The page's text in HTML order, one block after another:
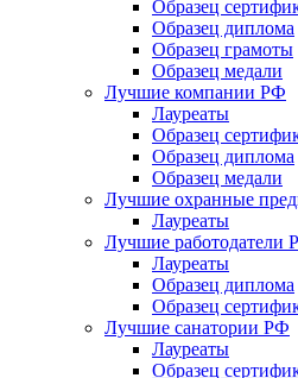
Образец
Образец диплома
Образец грамоты
Образец медали
Лучшие компании РФ
Лауреаты
Образец
Образец диплома
Образец медали
Лучшие охранные
Лауреаты
Лучшие работодатели
Лауреаты
Образец диплома
Образец
Лучшие санатории РФ
Лауреаты
Образец